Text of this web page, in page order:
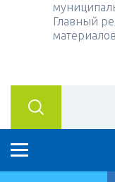
Главный